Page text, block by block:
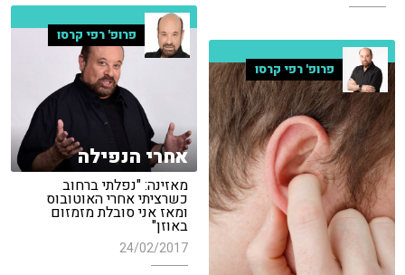
פרופ' רפי קרסו
אחרי הנפילה
מאזינה: "נפלתי ברחוב
כשרציתי אחרי האוטובוס
ומאז אני סובלת מזמזום
באוזן"
24/02/2017
פרופ' רפי קרסו